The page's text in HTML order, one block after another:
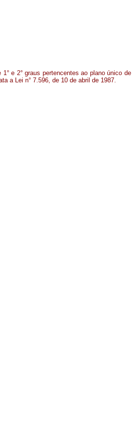
e 2° graus pertencentes ao plano único de
a Lei n° 7.596, de 10 de abril de 1987.